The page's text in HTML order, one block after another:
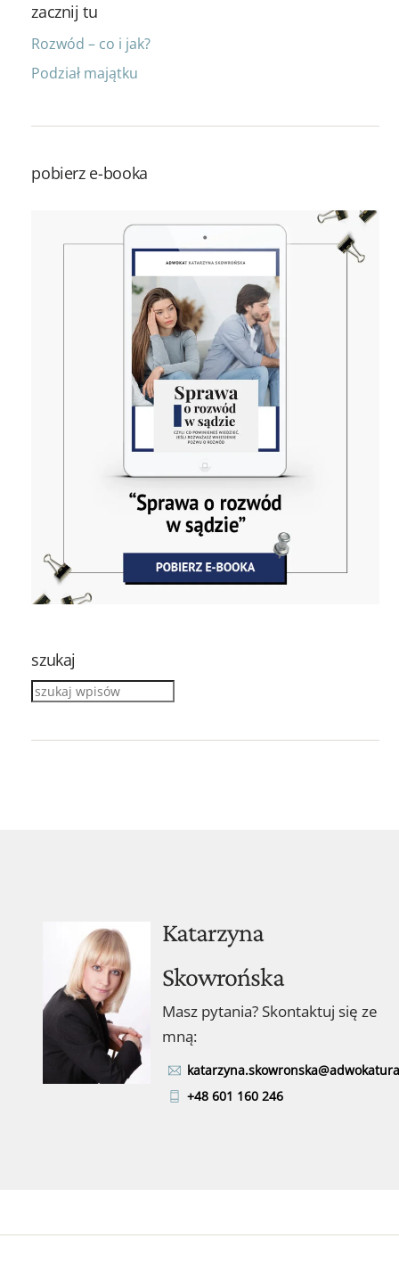
zacznij tu
Rozwód – co i jak?
Podział majątku
pobierz e-booka
szukaj
Katarzyna
Skowrońska
Masz pytania? Skontaktuj się ze
mną:
+48 601 160 246